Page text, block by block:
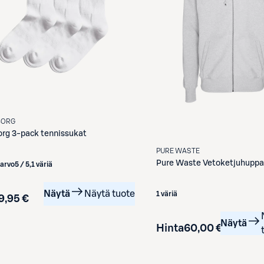
3-pack tennissukat
5 / 5,1 väriä
€ Näytä Näytä tuote
PURE WASTE
Pure Waste
1 väriä
Hinta60,00 €Näytä